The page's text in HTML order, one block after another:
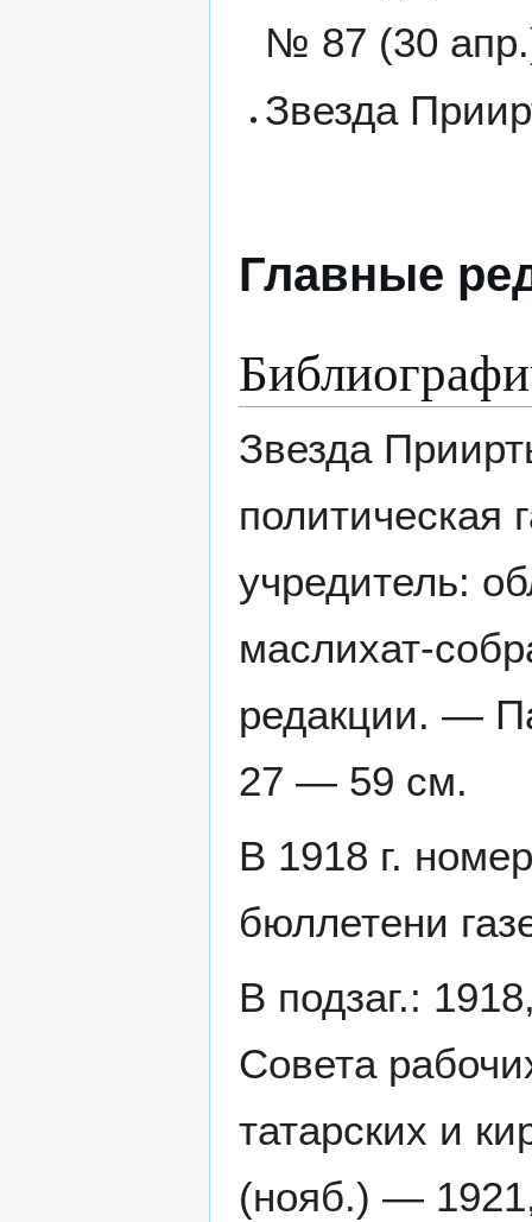
№ 87 (30
Звезда
Главные
Звезда
учредитель:
маслихат-
редакции. —
27 — 59 см.
В 1918 г.
бюллетени
В подзаг.:
Совета
татарских и
(нояб.) —